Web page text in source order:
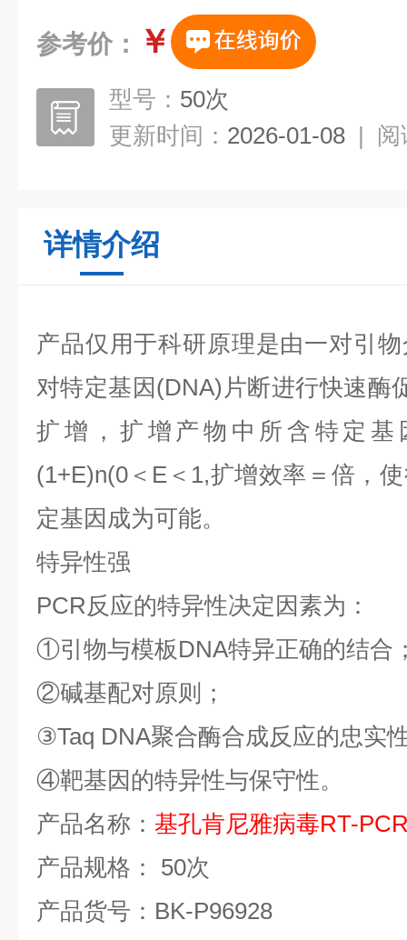
参考价： ￥
型号： 50次
更新时间： 2026-01-08 | 阅
详情介绍
产品仅用于科研原理是由一对引
对特定基因(DNA) 片断进行快速酶
扩增，扩增产物中所含特定基
(1+E)n(0 ＜ E ＜ 1,扩增效率＝倍，
定基因成为可能。
特异性强
PCR反应的特异性决定因素为：
①引物与模板DNA特异正确的结合
②碱基配对原则；
③Taq DNA聚合酶合成反应的忠实
④靶基因的特异性与保守性。
产品名称： 基孔肯尼雅病毒RT-
产品规格：
50次
产品货号： BK-P96928